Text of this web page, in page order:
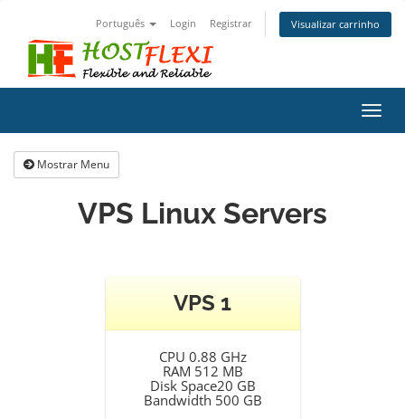
Português Login Registrar Visualizar carrinho
Mostrar Menu
VPS Linux Servers
VPS 1
CPU 0.88 GHz
RAM 512 MB
Disk Space20 GB
Bandwidth 500 GB